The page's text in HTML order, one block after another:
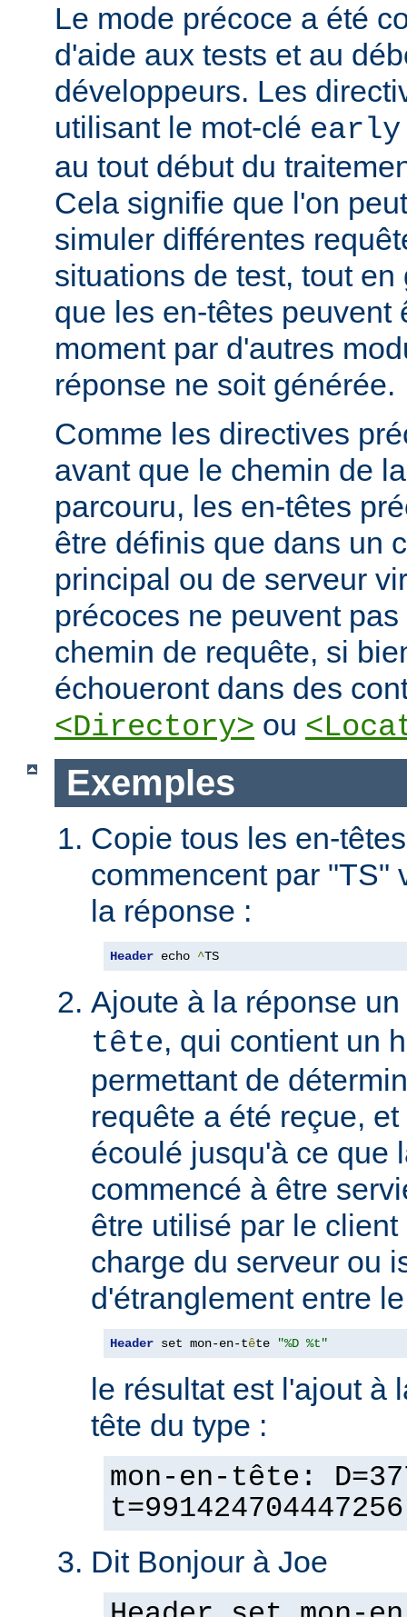
Le mode précoce a été
d'aide aux tests et au
développeurs. Les
utilisant le mot-clé early
au tout début du
Cela signifie que l'on
simuler différentes
situations de test, tout
que les en-têtes peuvent
moment par d'autres
réponse ne soit générée.
Comme les directives
avant que le chemin de
parcouru, les en-têtes
être définis que dans un
principal ou de serveur
précoces ne peuvent
chemin de requête, si
échoueront dans des
<Directory> ou
Exemples
Copie tous les en-
commencent par "TS"
la réponse :
Header echo ^TS
Ajoute à la réponse
tête, qui contient un
permettant de
requête a été reçue,
écoulé jusqu'à ce que
commencé à être
être utilisé par le
charge du serveur ou
d'étranglement entre
Header set mon-en-tête "%D %t"
le résultat est l'ajout à
tête du type :
mon-en-tête:
t=991424704447256
Dit Bonjour à Joe